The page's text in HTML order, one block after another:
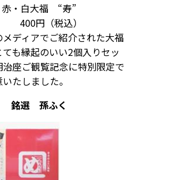
赤・白大福 “寿”
400円（税込）
メディアでご紹介された大福
も縁起のいい2個入りセッ
治座ご観覧記念に特別限定で
たしました。
銘選 孫ふく